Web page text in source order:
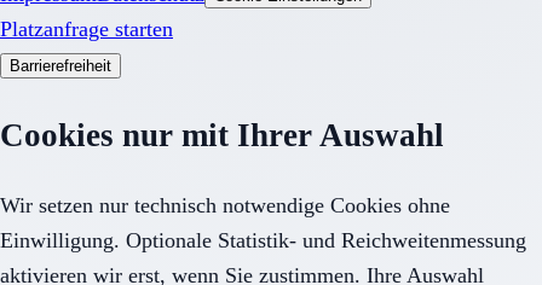
Platzanfrage starten
Barrierefreiheit
Cookies nur mit Ihrer Auswahl
Wir setzen nur technisch notwendige Cookies ohne
Einwilligung. Optionale Statistik- und Reichweitenmessung
aktivieren wir erst, wenn Sie zustimmen. Ihre Auswahl